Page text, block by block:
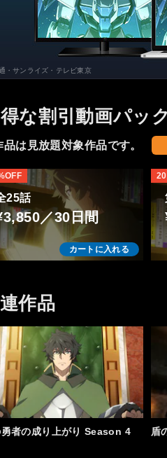
・サンライズ・テレビ東京
な割引動画パック
品は見放題対象作品です。
25話
／30日間
カートに入れる
作品
勇者の成り上がり Season 4 盾